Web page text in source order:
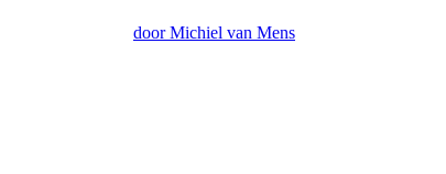
door Michiel van Mens